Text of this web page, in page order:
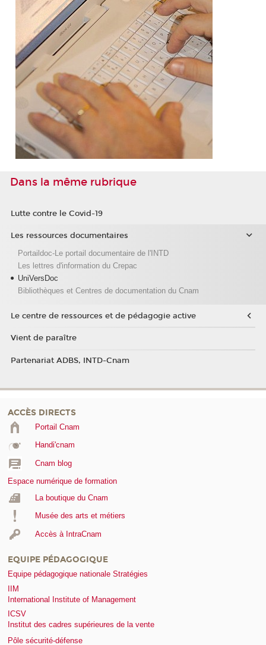
Dans la même rubrique
Lutte contre le Covid-19
Les ressources documentaires
Portaildoc-Le portail documentaire de l'INTD
Les lettres d'information du Crepac
UniVersDoc
Bibliothèques et Centres de documentation du Cnam
Le centre de ressources et de pédagogie active
Vient de paraître
Partenariat ADBS, INTD-Cnam
ACCÈS DIRECTS
Portail Cnam
Handi'cnam
Cnam blog
Espace numérique de formation
La boutique du Cnam
Musée des arts et métiers
Accès à IntraCnam
EQUIPE PÉDAGOGIQUE
Equipe pédagogique nationale Stratégies
IIM
International Institute of Management
ICSV
Institut des cadres supérieures de la vente
Pôle sécurité-défense